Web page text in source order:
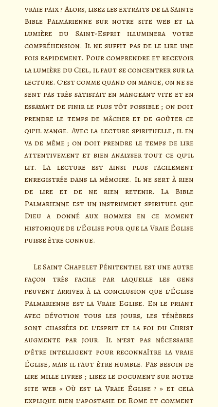
vraie paix ? Alors, lisez les extraits de la Sainte
Bible Palmarienne sur notre site web et la
lumière du Saint-Esprit illuminera votre
compréhension. Il ne suffit pas de le lire une
fois rapidement. Pour comprendre et recevoir
la lumière du Ciel, il faut se concentrer sur la
lecture. C’est comme quand on mange, on ne se
sent pas très satisfait en mangeant vite et en
essayant de finir le plus tôt possible ; on doit
prendre le temps de mâcher et de goûter ce
qu’il mange. Avec la lecture spirituelle, il en
va de même ; on doit prendre le temps de lire
attentivement et bien analyser tout ce qu’il
lit. La lecture est ainsi plus facilement
enregistrée dans la mémoire. Il ne sert à rien
de lire et de ne rien retenir. La Bible
Palmarienne est un instrument spirituel que
Dieu a donné aux hommes en ce moment
historique de l’Église pour que la Vraie Église
puisse être connue.
Le Saint Chapelet Pénitentiel est une autre
façon très facile par laquelle les gens
peuvent arriver à la conclusion que l’Église
Palmarienne est la Vraie Eglise. En le priant
avec dévotion tous les jours, les ténèbres
sont chassées de l’esprit et la foi du Christ
augmente par jour. Il n’est pas nécessaire
d’être intelligent pour reconnaître la vraie
Église, mais il faut être humble. Pas besoin de
lire mille livres ; lisez le document sur notre
site web « Où est la Vraie Église ? » et cela
explique bien l’apostasie de Rome et comment